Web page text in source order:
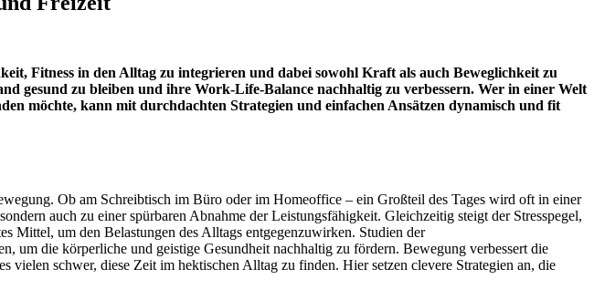
Fitness in den Alltag zu integrieren und dabei sowohl Kraft als auch Beweglichkeit zu
gesund zu bleiben und ihre Work-Life-Balance nachhaltig zu verbessern. Wer in einer Welt
möchte, kann mit durchdachten Strategien und einfachen Ansätzen dynamisch und fit
Ob am Schreibtisch im Büro oder im Homeoffice – ein Großteil des Tages wird oft in einer
auch zu einer spürbaren Abnahme der Leistungsfähigkeit. Gleichzeitig steigt der Stresspegel,
Mittel, um den Belastungen des Alltags entgegenzuwirken. Studien der
um die körperliche und geistige Gesundheit nachhaltig zu fördern. Bewegung verbessert die
schwer, diese Zeit im hektischen Alltag zu finden. Hier setzen clevere Strategien an, die